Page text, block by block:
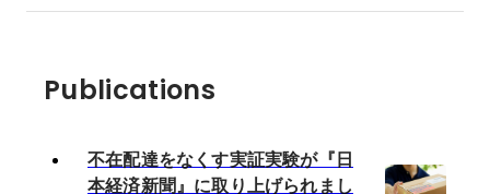
Publications
不在配達をなくす実証実験が『日
本経済新聞』に取り上げられまし